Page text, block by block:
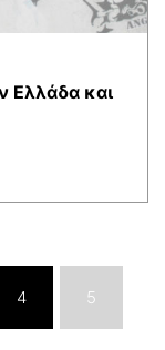
Ελλάδα και
4 5